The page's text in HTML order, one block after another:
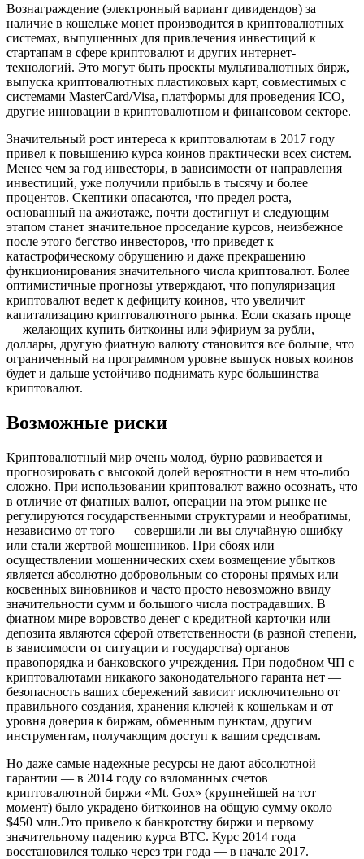
Вознаграждение (электронный вариант дивидендов) за
наличие в кошельке монет производится в криптовалютных
системах, выпущенных для привлечения инвестиций к
стартапам в сфере криптовалют и других интернет-
технологий. Это могут быть проекты мультивалютных бирж,
выпуска криптовалютных пластиковых карт, совместимых с
системами MasterCard/Visa, платформы для проведения ICO,
другие инновации в криптовалютном и финансовом секторе.
Значительный рост интереса к криптовалютам в 2017 году
привел к повышению курса коинов практически всех систем.
Менее чем за год инвесторы, в зависимости от направления
инвестиций, уже получили прибыль в тысячу и более
процентов. Скептики опасаются, что предел роста,
основанный на ажиотаже, почти достигнут и следующим
этапом станет значительное проседание курсов, неизбежное
после этого бегство инвесторов, что приведет к
катастрофическому обрушению и даже прекращению
функционирования значительного числа криптовалют. Более
оптимистичные прогнозы утверждают, что популяризация
криптовалют ведет к дефициту коинов, что увеличит
капитализацию криптовалютного рынка. Если сказать проще
— желающих купить биткоины или эфириум за рубли,
доллары, другую фиатную валюту становится все больше, что
ограниченный на программном уровне выпуск новых коинов
будет и дальше устойчиво поднимать курс большинства
криптовалют.
Возможные риски
Криптовалютный мир очень молод, бурно развивается и
прогнозировать с высокой долей вероятности в нем что-либо
сложно. При использовании криптовалют важно осознать, что
в отличие от фиатных валют, операции на этом рынке не
регулируются государственными структурами и необратимы,
независимо от того — совершили ли вы случайную ошибку
или стали жертвой мошенников. При сбоях или
осуществлении мошеннических схем возмещение убытков
является абсолютно добровольным со стороны прямых или
косвенных виновников и часто просто невозможно ввиду
значительности сумм и большого числа пострадавших. В
фиатном мире воровство денег с кредитной карточки или
депозита являются сферой ответственности (в разной степени,
в зависимости от ситуации и государства) органов
правопорядка и банковского учреждения. При подобном ЧП с
криптовалютами никакого законодательного гаранта нет —
безопасность ваших сбережений зависит исключительно от
правильного создания, хранения ключей к кошелькам и от
уровня доверия к биржам, обменным пунктам, другим
инструментам, получающим доступ к вашим средствам.
Но даже самые надежные ресурсы не дают абсолютной
гарантии — в 2014 году со взломанных счетов
криптовалютной биржи «Mt. Gox» (крупнейшей на тот
момент) было украдено биткоинов на общую сумму около
$450 млн.Это привело к банкротству биржи и первому
значительному падению курса BTC. Курс 2014 года
восстановился только через три года — в начале 2017.